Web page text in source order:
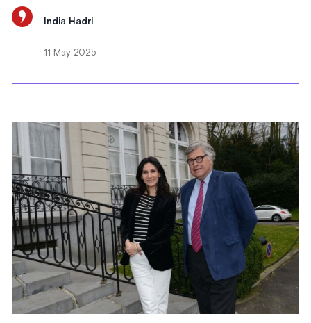
India Hadri
11 May 2025